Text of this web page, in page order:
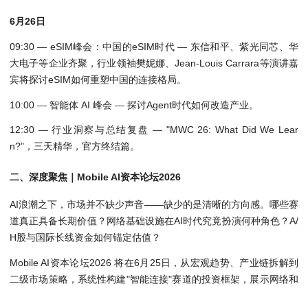
6月26日
09:30 — eSIM峰会：中国的eSIM时代 — 东信和平、紫光同芯、华
大电子等企业齐聚，行业领袖樊妮娜、Jean-Louis Carrara等演讲嘉
宾将探讨eSIM如何重塑中国的连接格局。
10:00 — 智能体 AI 峰会 — 探讨Agent时代如何改造产业。
12:30 — 行业洞察与总结复盘 — "MWC 26: What Did We Lear
n?"，三天精华，官方终结篇。
二、深度聚焦｜Mobile AI资本论坛2026
AI浪潮之下，市场并不缺少声音——缺少的是清晰的方向感。哪些赛
道真正具备长期价值？网络基础设施在AI时代究竟扮演何种角色？A/
H股与国际长线资金如何锚定估值？
Mobile AI资本论坛2026 将在6月25日，从宏观趋势、产业链拆解到
二级市场策略，系统性构建"智能连接"赛道的投资框架，展示网络和